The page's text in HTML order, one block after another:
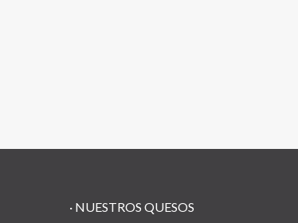
· NUESTROS QUESOS